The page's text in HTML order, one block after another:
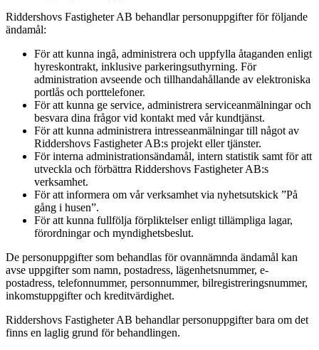
Riddershovs Fastigheter AB behandlar personuppgifter för följande
ändamål:
För att kunna ingå, administrera och uppfylla åtaganden enligt
hyreskontrakt, inklusive parkeringsuthyrning. För
administration avseende och tillhandahållande av elektroniska
portlås och porttelefoner.
För att kunna ge service, administrera serviceanmälningar och
besvara dina frågor vid kontakt med vår kundtjänst.
För att kunna administrera intresseanmälningar till något av
Riddershovs Fastigheter AB:s projekt eller tjänster.
För interna administrationsändamål, intern statistik samt för att
utveckla och förbättra Riddershovs Fastigheter AB:s
verksamhet.
För att informera om vår verksamhet via nyhetsutskick ”På
gång i husen”.
För att kunna fullfölja förpliktelser enligt tillämpliga lagar,
förordningar och myndighetsbeslut.
De personuppgifter som behandlas för ovannämnda ändamål kan
avse uppgifter som namn, postadress, lägenhetsnummer, e-
postadress, telefonnummer, personnummer, bilregistreringsnummer,
inkomstuppgifter och kreditvärdighet.
Riddershovs Fastigheter AB behandlar personuppgifter bara om det
finns en laglig grund för behandlingen.